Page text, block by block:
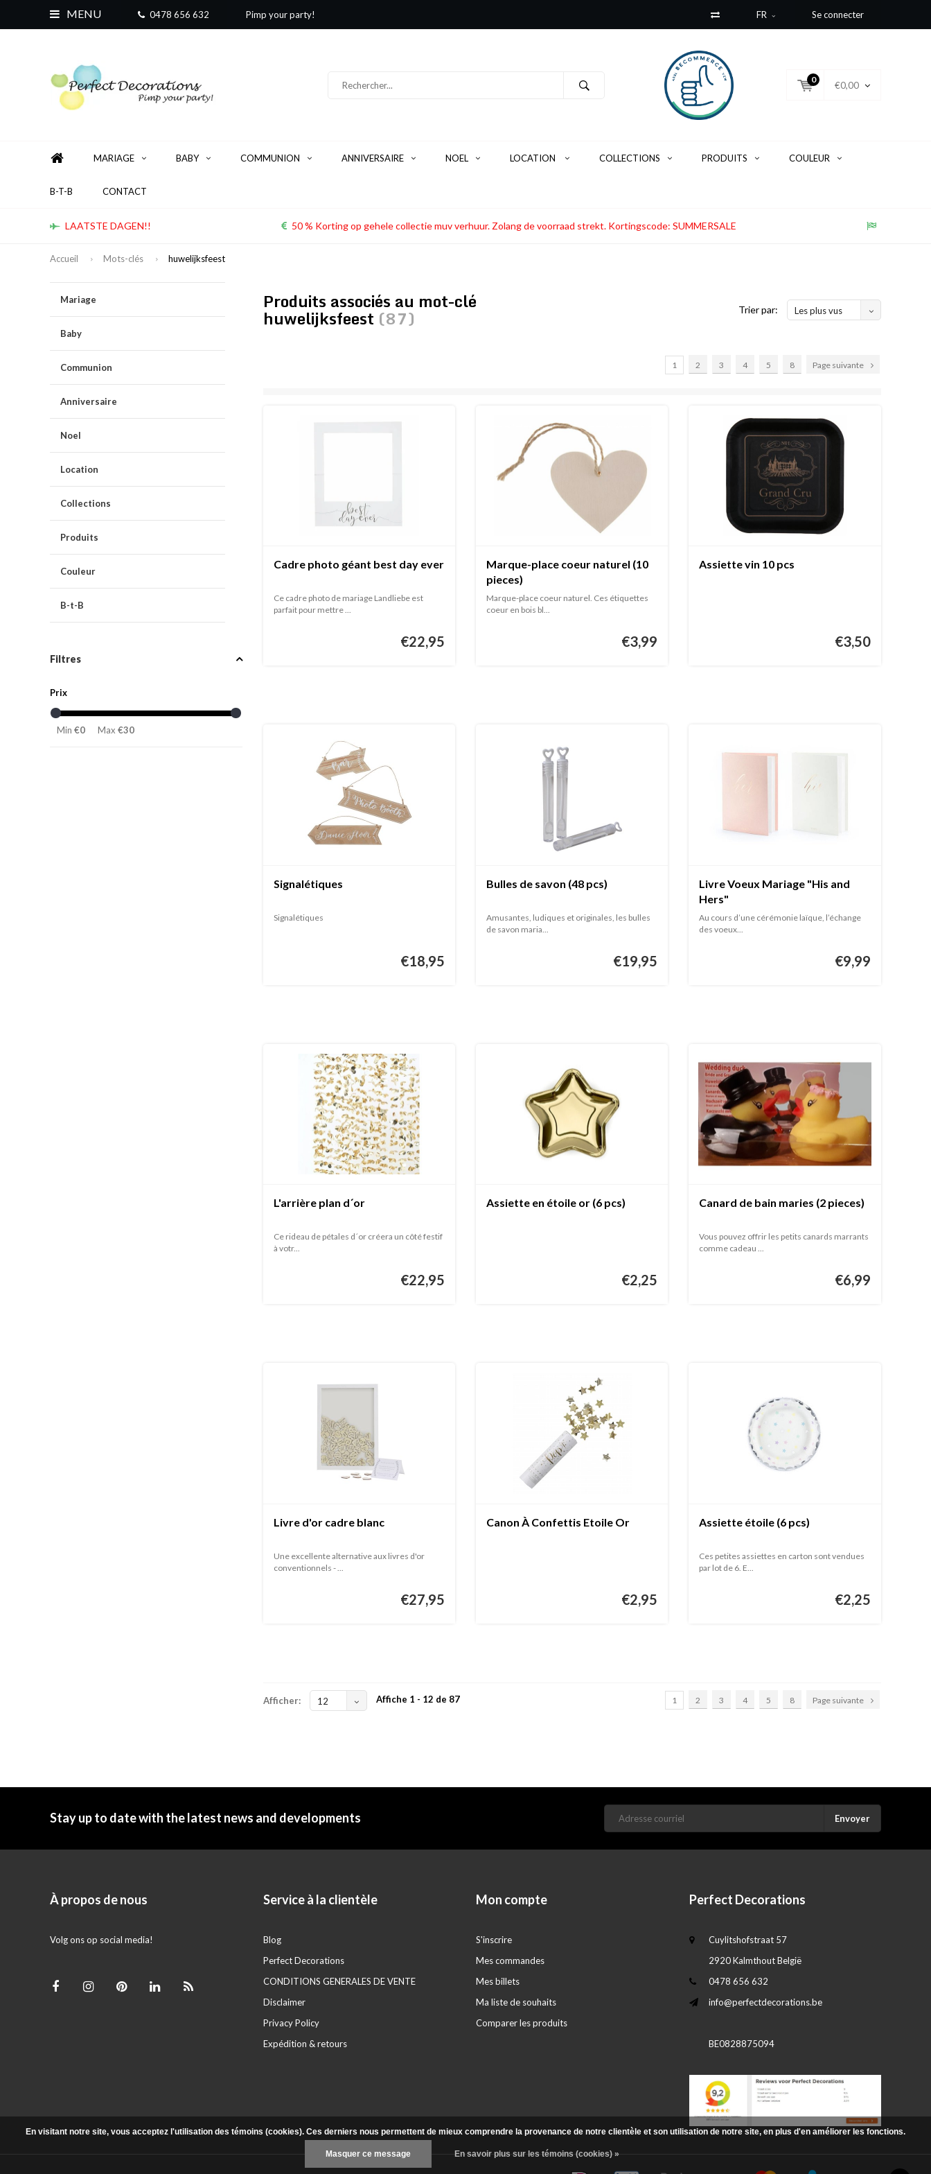
MENU 0478 656 632 Pimp your party! FR Se connecter
0
€0,00
MARIAGE BABY COMMUNION ANNIVERSAIRE NOEL LOCATION COLLECTIONS PRODUITS COULEUR
B-T-B CONTACT
LAATSTE DAGEN!! 50 % Korting op gehele collectie muv verhuur. Zolang de voorraad strekt. Kortingscode: SUMMERSALE
Accueil Mots-clés huwelijksfeest
Mariage
Baby
Communion
Anniversaire
Noel
Location
Collections
Produits
Couleur
B-t-B
Filtres
Prix
Min €0 Max €30
Produits associés au mot-clé
huwelijksfeest (87) Trier par: Les plus vus
1 2 3 4 5 8 Page suivante
Cadre photo géant best day ever
Ce cadre photo de mariage Landliebe est
parfait pour mettre ...
€22,95
Marque-place coeur naturel (10
pieces)
Marque-place coeur naturel. Ces étiquettes
coeur en bois bl...
€3,99
Assiette vin 10 pcs
€3,50
Signalétiques
Signalétiques
€18,95
Bulles de savon (48 pcs)
Amusantes, ludiques et originales, les bulles
de savon maria...
€19,95
Livre Voeux Mariage "His and
Hers"
Au cours d’une cérémonie laïque, l’échange
des voeux...
€9,99
L'arrière plan d´or
Ce rideau de pétales d´or créera un côté festif
à votr...
€22,95
Assiette en étoile or (6 pcs)
€2,25
Canard de bain maries (2 pieces)
Vous pouvez offrir les petits canards marrants
comme cadeau ...
€6,99
Livre d'or cadre blanc
Une excellente alternative aux livres d'or
conventionnels - ...
€27,95
Canon À Confettis Etoile Or
€2,95
Assiette étoile (6 pcs)
Ces petites assiettes en carton sont vendues
par lot de 6. E...
€2,25
Afficher: 12 Affiche 1 - 12 de 87 1 2 3 4 5 8 Page suivante
Stay up to date with the latest news and developments Envoyer
À propos de nous
Volg ons op social media!
Service à la clientèle
Blog
Perfect Decorations
CONDITIONS GENERALES DE VENTE
Disclaimer
Privacy Policy
Expédition & retours
Mon compte
S'inscrire
Mes commandes
Mes billets
Ma liste de souhaits
Comparer les produits
Perfect Decorations
Cuylitshofstraat 57
2920 Kalmthout België
0478 656 632
info@perfectdecorations.be
BE0828875094
En visitant notre site, vous acceptez l'utilisation des témoins (cookies). Ces derniers nous permettent de mieux comprendre la provenance de notre clientèle et son utilisation de notre site, en plus d'en améliorer les fonctions.
Masquer ce message En savoir plus sur les témoins (cookies) »